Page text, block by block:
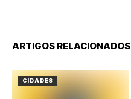
ARTIGOS RELACIONADOS
CIDADES